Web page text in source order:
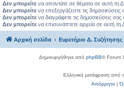
Δεν μπορείτε να απαντάτε σε θέματα σε αυτή τη
Δεν μπορείτε να επεξεργάζεστε τις
Δεν μπορείτε να διαγράφετε τις δημοσιεύσεις
Δεν μπορείτε να επισυνάπτετε αρχεία σε αυτή τη
Αρχική σελίδα Ευρετήριο Δ. Συζήτησης
Δημιουργήθηκε από phpBB® Forum
Ελληνική μετάφραση από
Απόρρητο|